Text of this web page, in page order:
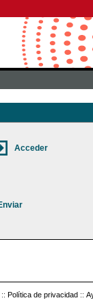
:: Política de privacidad ::